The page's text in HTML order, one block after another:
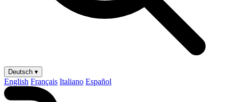
Deutsch ▾
English Français Italiano Español